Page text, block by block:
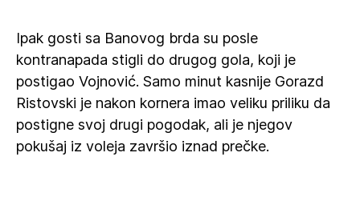
Ipak gosti sa Banovog brda su posle
kontranapada stigli do drugog gola, koji je
postigao Vojnović. Samo minut kasnije Gorazd
Ristovski je nakon kornera imao veliku priliku da
postigne svoj drugi pogodak, ali je njegov
pokušaj iz voleja završio iznad prečke.